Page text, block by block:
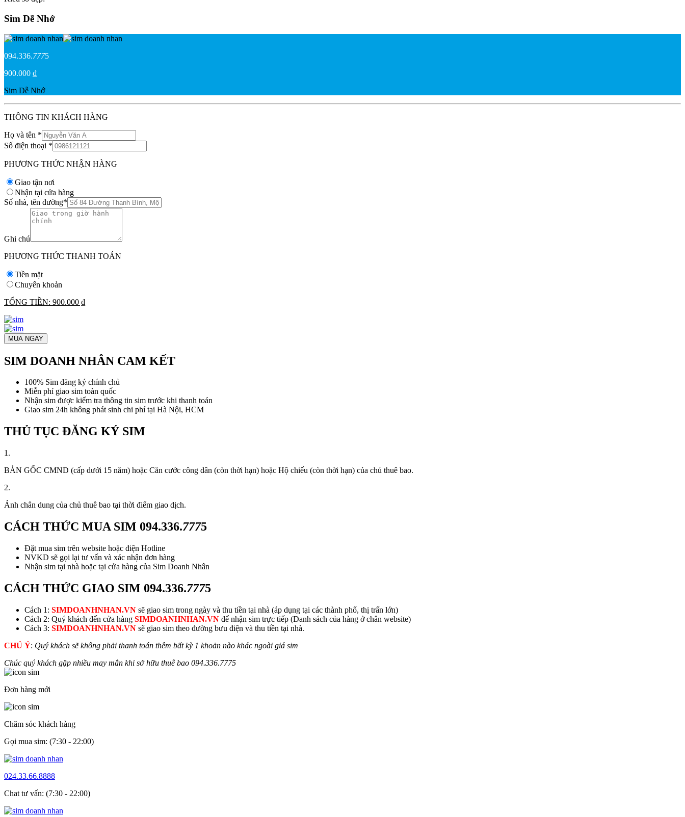
Sim Dễ Nhớ
094.336.7775
900.000 ₫
Sim Dễ Nhớ
THÔNG TIN KHÁCH HÀNG
Họ và tên *
Số điện thoại *
PHƯƠNG THỨC NHẬN HÀNG
Giao tận nơi
Nhận tại cửa hàng
Số nhà, tên đường*
Ghi chú
PHƯƠNG THỨC THANH TOÁN
Tiền mặt
Chuyển khoản
TỔNG TIỀN: 900.000 ₫
MUA NGAY
SIM DOANH NHÂN CAM KẾT
100% Sim đăng ký chính chủ
Miễn phí giao sim toàn quốc
Nhận sim được kiểm tra thông tin sim trước khi thanh toán
Giao sim 24h không phát sinh chi phí tại Hà Nội, HCM
THỦ TỤC ĐĂNG KÝ SIM
1.
BẢN GỐC CMND (cấp dưới 15 năm) hoặc Căn cước công dân (còn thời hạn) hoặc Hộ chiếu (còn thời hạn) của chủ thuê bao.
2.
Ảnh chân dung của chủ thuê bao tại thời điểm giao dịch.
CÁCH THỨC MUA SIM 094.336.7775
Đặt mua sim trên website hoặc điện Hotline
NVKD sẽ gọi lại tư vấn và xác nhận đơn hàng
Nhận sim tại nhà hoặc tại cửa hàng của Sim Doanh Nhân
CÁCH THỨC GIAO SIM 094.336.7775
Cách 1: SIMDOANHNHAN.VN sẽ giao sim trong ngày và thu tiền tại nhà (áp dụng tại các thành phố, thị trấn lớn)
Cách 2: Quý khách đến cửa hàng SIMDOANHNHAN.VN để nhận sim trực tiếp (Danh sách của hàng ở chân website)
Cách 3: SIMDOANHNHAN.VN sẽ giao sim theo đường bưu điện và thu tiền tại nhà.
CHÚ Ý: Quý khách sẽ không phải thanh toán thêm bất kỳ 1 khoản nào khác ngoài giá sim
Chúc quý khách gặp nhiều may mắn khi sở hữu thuê bao 094.336.7775
Đơn hàng mới
Chăm sóc khách hàng
Gọi mua sim: (7:30 - 22:00)
024.33.66.8888
Chat tư vấn: (7:30 - 22:00)